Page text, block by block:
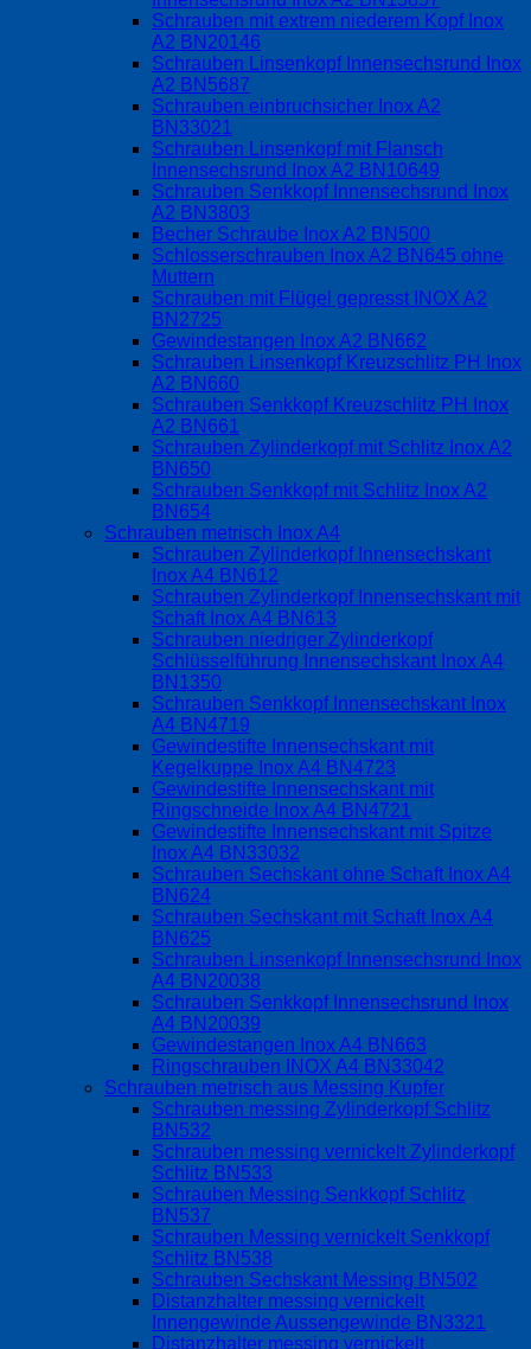
Schrauben mit extrem niederem Kopf Inox
A2 BN20146
Schrauben Linsenkopf Innensechsrund Inox
A2 BN5687
Schrauben einbruchsicher Inox A2
BN33021
Schrauben Linsenkopf mit Flansch
Innensechsrund Inox A2 BN10649
Schrauben Senkkopf Innensechsrund Inox
A2 BN3803
Becher Schraube Inox A2 BN500
Schlosserschrauben Inox A2 BN645 ohne
Muttern
Schrauben mit Flügel gepresst INOX A2
BN2725
Gewindestangen Inox A2 BN662
Schrauben Linsenkopf Kreuzschlitz PH Inox
A2 BN660
Schrauben Senkkopf Kreuzschlitz PH Inox
A2 BN661
Schrauben Zylinderkopf mit Schlitz Inox A2
BN650
Schrauben Senkkopf mit Schlitz Inox A2
BN654
Schrauben metrisch Inox A4
Schrauben Zylinderkopf Innensechskant
Inox A4 BN612
Schrauben Zylinderkopf Innensechskant mit
Schaft Inox A4 BN613
Schrauben niedriger Zylinderkopf
Schlüsselführung Innensechskant Inox A4
BN1350
Schrauben Senkkopf Innensechskant Inox
A4 BN4719
Gewindestifte Innensechskant mit
Kegelkuppe Inox A4 BN4723
Gewindestifte Innensechskant mit
Ringschneide Inox A4 BN4721
Gewindestifte Innensechskant mit Spitze
Inox A4 BN33032
Schrauben Sechskant ohne Schaft Inox A4
BN624
Schrauben Sechskant mit Schaft Inox A4
BN625
Schrauben Linsenkopf Innensechsrund Inox
A4 BN20038
Schrauben Senkkopf Innensechsrund Inox
A4 BN20039
Gewindestangen Inox A4 BN663
Ringschrauben INOX A4 BN33042
Schrauben metrisch aus Messing Kupfer
Schrauben messing Zylinderkopf Schlitz
BN532
Schrauben messing vernickelt Zylinderkopf
Schlitz BN533
Schrauben Messing Senkkopf Schlitz
BN537
Schrauben Messing vernickelt Senkkopf
Schlitz BN538
Schrauben Sechskant Messing BN502
Distanzhalter messing vernickelt
Innengewinde Aussengewinde BN3321
Distanzhalter messing vernickelt